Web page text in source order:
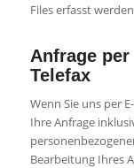
Files erfasst
Anfrage
Telefax
Wenn Sie uns per
Ihre Anfrage
Bearbeitung Ihres